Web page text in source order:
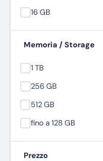
ULEFONE
XIAOMI
16 GB
Memoria / Storage
1 TB
256 GB
512 GB
fino a 128 GB
Prezzo